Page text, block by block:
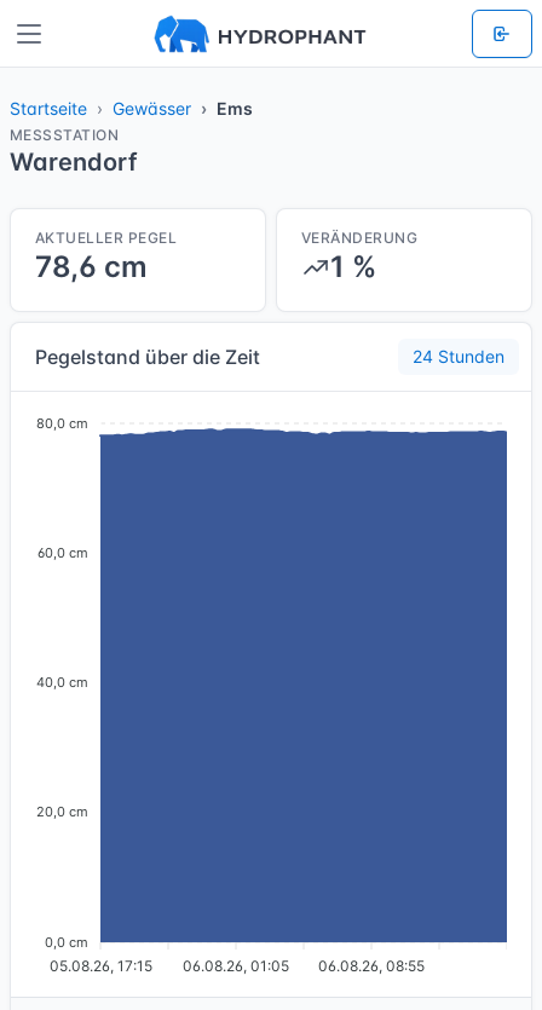
Startseite Gewässer Ems
MESSSTATION
Warendorf
AKTUELLER PEGEL
78,6 cm
VERÄNDERUNG
1 %
Pegelstand über die Zeit 24 Stunden
80,0 cm
60,0 cm
40,0 cm
20,0 cm
0,0 cm
05.08.26, 17:15 06.08.26, 01:05 06.08.26, 08:55